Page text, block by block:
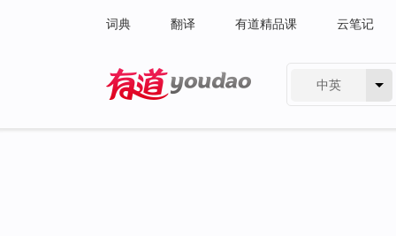
词典 翻译 有道精品课 云笔记
中英